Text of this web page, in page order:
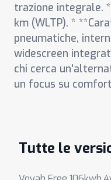
trazione integrale.
km (WLTP). *
pneumatiche,
widescreen
chi cerca
un focus su
Tutte le